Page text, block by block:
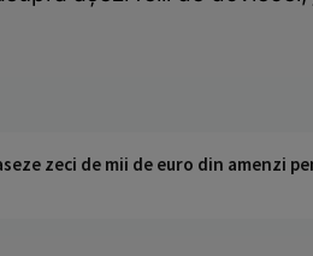
zeci de mii de euro din amenzi